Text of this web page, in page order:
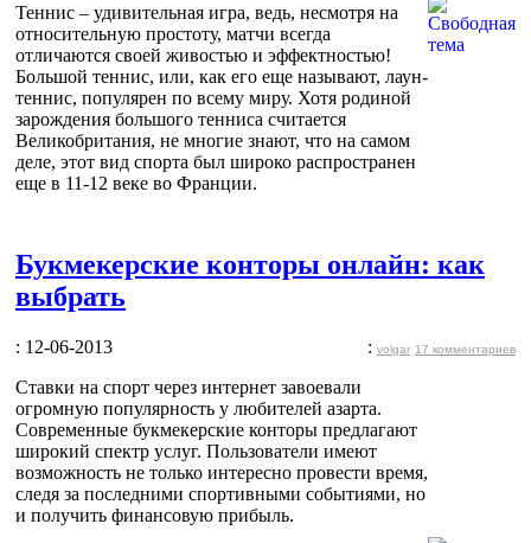
Теннис – удивительная игра, ведь, несмотря на
относительную простоту, матчи всегда
отличаются своей живостью и эффектностью!
Большой теннис, или, как его еще называют, лаун-
теннис, популярен по всему миру. Хотя родиной
зарождения большого тенниса считается
Великобритания, не многие знают, что на самом
деле, этот вид спорта был широко распространен
еще в 11-12 веке во Франции.
Букмекерские конторы онлайн: как
выбрать
: 12-06-2013 : volgar 17 комментариев
Ставки на спорт через интернет завоевали
огромную популярность у любителей азарта.
Современные букмекерские конторы предлагают
широкий спектр услуг. Пользователи имеют
возможность не только интересно провести время,
следя за последними спортивными событиями, но
и получить финансовую прибыль.